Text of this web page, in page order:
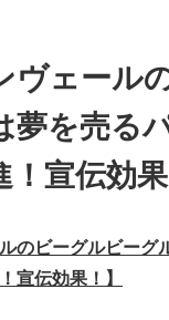
ヴェール
夢を売る
宣伝効果
のビーグルビーグ
宣伝効果！】